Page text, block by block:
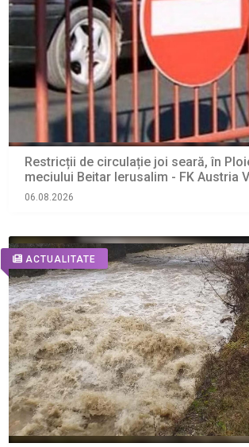
Restricții de circulație joi seară, în
meciului Beitar Ierusalim - FK Austria
06.08.2026
ACTUALITATE